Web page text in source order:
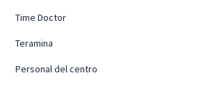
Time Doctor
Teramina
Personal del centro